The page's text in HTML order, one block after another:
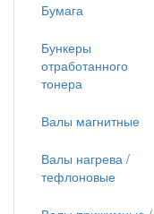
Бумага
Бункеры
отработанного
тонера
Валы магнитные
Валы нагрева /
тефлоновые